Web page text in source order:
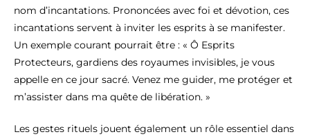
nom d’incantations. Prononcées avec foi et dévotion, ces
incantations servent à inviter les esprits à se manifester.
Un exemple courant pourrait être : « Ô Esprits
Protecteurs, gardiens des royaumes invisibles, je vous
appelle en ce jour sacré. Venez me guider, me protéger et
m’assister dans ma quête de libération. »
Les gestes rituels jouent également un rôle essentiel dans